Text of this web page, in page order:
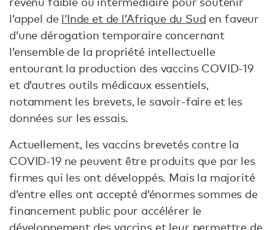
l’appel de l’Inde et de l’Afrique du Sud en faveur
d’une dérogation temporaire concernant
l’ensemble de la propriété intellectuelle
entourant la production des vaccins COVID-19
et d’autres outils médicaux essentiels,
notamment les brevets, le savoir-faire et les
données sur les essais.
Actuellement, les vaccins brevetés contre la
COVID-19 ne peuvent être produits que par les
firmes qui les ont développés. Mais la majorité
d’entre elles ont accepté d’énormes sommes de
financement public pour accélérer le
développement des vaccins et leur permettre de